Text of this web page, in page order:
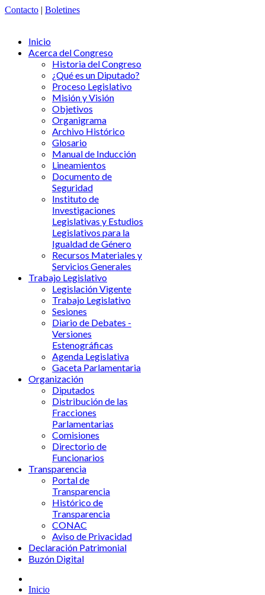
Contacto | Boletines
Inicio
Acerca del Congreso
Historia del Congreso
¿Qué es un Diputado?
Proceso Legislativo
Misión y Visión
Objetivos
Organigrama
Archivo Histórico
Glosario
Manual de Inducción
Lineamientos
Documento de
Seguridad
Instituto de
Investigaciones
Legislativas y Estudios
Legislativos para la
Igualdad de Género
Recursos Materiales y
Servicios Generales
Trabajo Legislativo
Legislación Vigente
Trabajo Legislativo
Sesiones
Diario de Debates -
Versiones
Estenográficas
Agenda Legislativa
Gaceta Parlamentaria
Organización
Diputados
Distribución de las
Fracciones
Parlamentarias
Comisiones
Directorio de
Funcionarios
Transparencia
Portal de
Transparencia
Histórico de
Transparencia
CONAC
Aviso de Privacidad
Declaración Patrimonial
Buzón Digital
Inicio